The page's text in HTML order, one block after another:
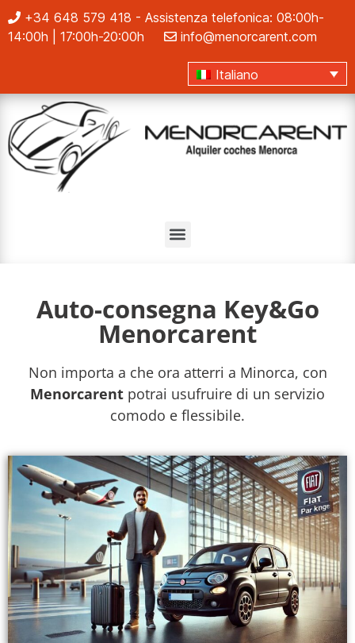
+34 648 579 418 - Assistenza telefonica: 08:00h-
14:00h | 17:00h-20:00h
info@menorcarent.com
Italiano
Auto-consegna Key&Go
Menorcarent
Non importa a che ora atterri a Minorca, con
Menorcarent potrai usufruire di un servizio
comodo e flessibile.